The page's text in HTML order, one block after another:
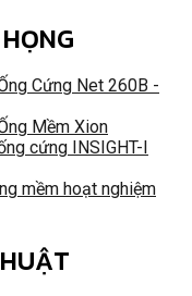
Cứng Net 260B -
Mềm Xion
cứng INSIGHT-I
mềm hoạt nghiệm